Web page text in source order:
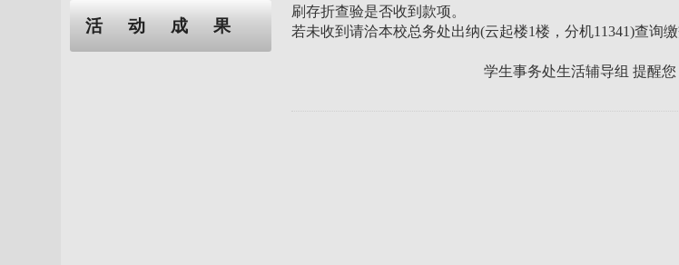
活动成果
刷存折查验是否收到款项。
若未收到请洽本校总务处出纳(云起楼1楼，分机11341)查询
学生事务处生活辅导组 提醒您